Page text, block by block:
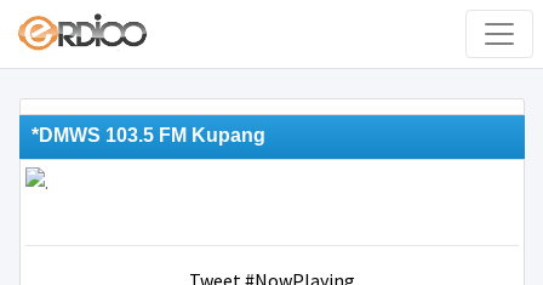
*DMWS 103.5 FM Kupang
Tweet #NowPlaying